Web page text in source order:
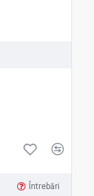
Întrebări